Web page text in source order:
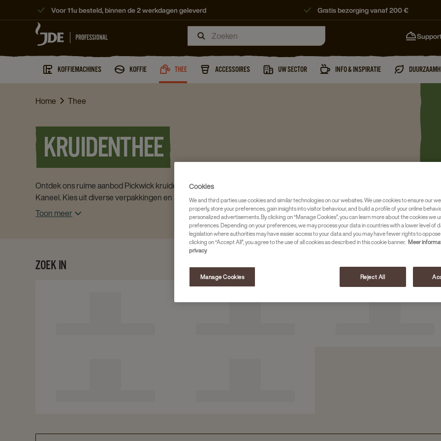
Voor 11u besteld, binnen de 2 werkdagen geleverd Gratis bezorging vanaf 200 €
KOFFIEMACHINES KOFFIE THEE ACCESSOIRES UW SECTOR INFO & INSPIRATIE
Home Thee
KRUIDENTHEE
Ontdek ons ruime aanbod Pickwick kruidenthee, van Sterrenmunt en Kamille tot
Kaneel. Kies uit diverse verpakkingen en bestel eenvoudig online voor uw bedrijf.
Toon meer
ZOEK IN
Cookies
We and third parties use cookies and similar technologies on our websites. We use cookies to ensure our
properly, store your preferences, gain insights into visitor behaviour, and build a profile of your online
personalized advertisements. By clicking on “Manage Cookies”, you can learn more about the cookies we
preferences. Depending on your preferences, we may process your data in countries with a lower level of
legislation where authorities may have easier access to your data and you may have fewer rights to
clicking on “Accept All”, you agree to the use of all cookies as described in this cookie banner. Meer
privacy
Manage Cookies Reject All